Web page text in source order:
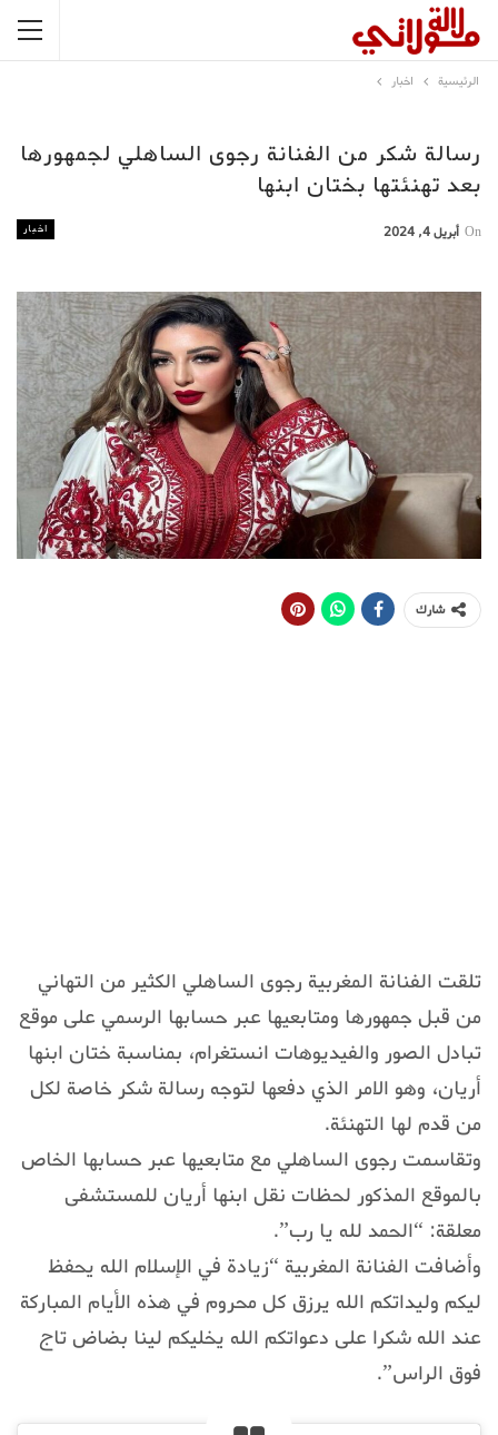
الرئيسية اخبار
رسالة شكر من الفنانة رجوى الساهلي لجمهورها
بعد تهنئتها بختان ابنها
اخبار On أبريل 4, 2024
شارك
تلقت الفنانة المغربية رجوى الساهلي الكثير من التهاني
من قبل جمهورها ومتابعيها عبر حسابها الرسمي على موقع
تبادل الصور والفيديوهات انستغرام، بمناسبة ختان ابنها
أريان، وهو الامر الذي دفعها لتوجه رسالة شكر خاصة لكل
من قدم لها التهنئة.
وتقاسمت رجوى الساهلي مع متابعيها عبر حسابها الخاص
بالموقع المذكور لحظات نقل ابنها أريان للمستشفى
معلقة: “الحمد لله يا رب”.
وأضافت الفنانة المغربية “زيادة في الإسلام الله يحفظ
ليكم وليداتكم الله يرزق كل محروم في هذه الأيام المباركة
عند الله شكرا على دعواتكم الله يخليكم لينا بضاض تاج
فوق الراس”.